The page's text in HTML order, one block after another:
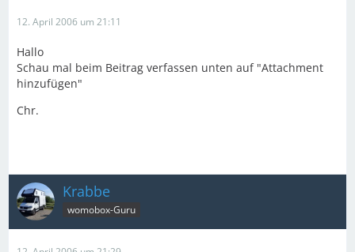
12. April 2006 um 21:11
Hallo
Schau mal beim Beitrag verfassen unten auf "Attachment
hinzufügen"
Chr.
Krabbe
womobox-Guru